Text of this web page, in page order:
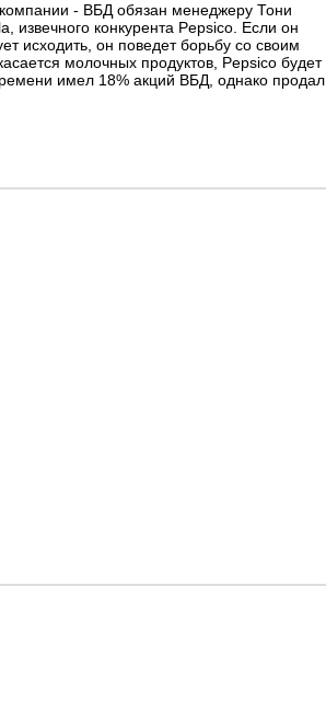
- ВБД обязан менеджеру Тони
извечного конкурента Pepsico. Если он
исходить, он поведет борьбу со своим
молочных продуктов, Pepsico будет
имел 18% акций ВБД, однако продал